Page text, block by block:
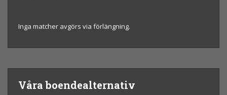
Inga matcher avgörs via förlängning.
Våra boendealternativ